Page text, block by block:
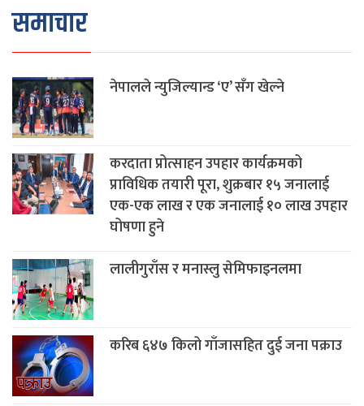
समाचार
नेपालले न्युजिल्यान्ड ‘ए’ सँग खेल्ने
करदाता प्रोत्साहन उपहार कार्यक्रमको
प्राविधिक तयारी पूरा, शुक्रबार १५ जनालाई
एक-एक लाख र एक जनालाई १० लाख उपहार
घोषणा हुने
लालीगुराँस र मनास्लु सेमिफाइनलमा
करिब ६४७ किलो गाँजासहित दुई जना पक्राउ